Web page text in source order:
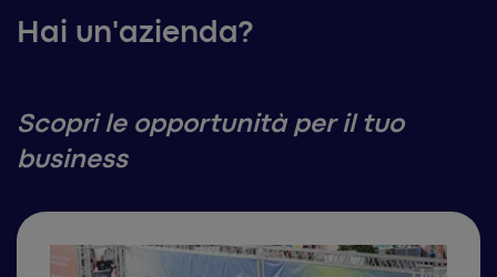
Hai un'azienda?
Scopri le opportunità per il tuo
business